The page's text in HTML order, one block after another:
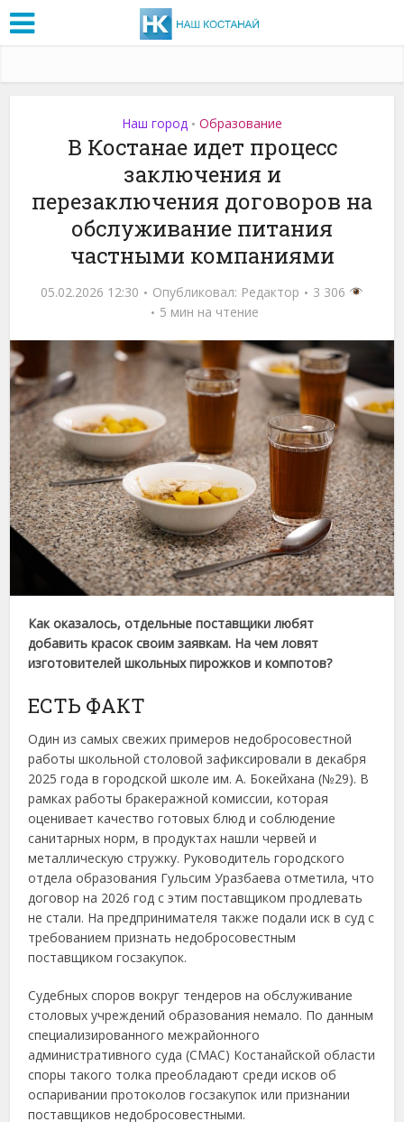
Наш город • Образование
В Костанае идет процесс
заключения и
перезаключения договоров на
обслуживание питания
частными компаниями
05.02.2026 12:30 Опубликовал: Редактор
3 306
5 мин на чтение
Как оказалось, отдельные поставщики любят
добавить красок своим заявкам. На чем ловят
изготовителей школьных пирожков и компотов?
ЕСТЬ ФАКТ
Один из самых свежих примеров недобросовестной
работы школьной столовой зафиксировали в декабря
2025 года в городской школе им. А. Бокейхана (№29). В
рамках работы бракеражной комиссии, которая
оценивает качество готовых блюд и соблюдение
санитарных норм, в продуктах нашли червей и
металлическую стружку. Руководитель городского
отдела образования Гульсим Уразбаева отметила, что
договор на 2026 год с этим поставщиком продлевать
не стали. На предпринимателя также подали иск в суд с
требованием признать недобросовестным
поставщиком госзакупок.
Судебных споров вокруг тендеров на обслуживание
столовых учреждений образования немало. По данным
специализированного межрайонного
административного суда (СМАС) Костанайской области
споры такого толка преобладают среди исков об
оспаривании протоколов госзакупок или признании
поставщиков недобросовестными.